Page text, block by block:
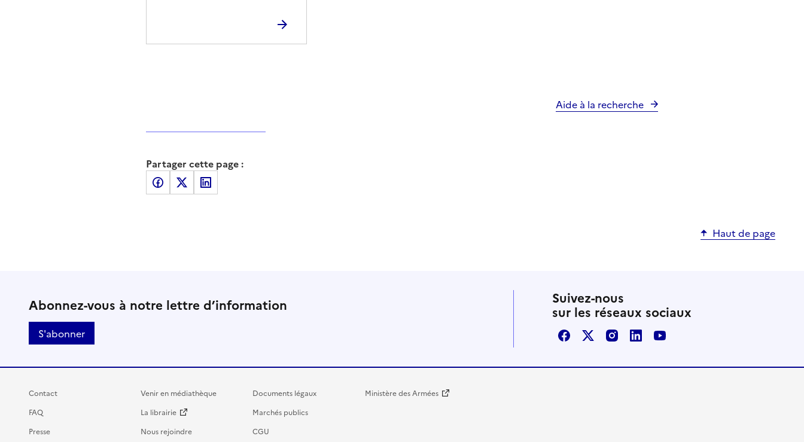
Aide à la recherche
Partager cette page :
Partager sur Facebook
Partager sur XPartager sur LinkedIn
Haut de page
Abonnez-vous à notre lettre d’information
S'abonner
Suivez-nous
sur les réseaux sociaux
FacebookX / TwitterInstagram
LinkedInYoutube
Contact
FAQ
Presse
Venir en médiathèque
La librairie
Nous rejoindre
Documents légaux
Marchés publics
CGU
Ministère des Armées